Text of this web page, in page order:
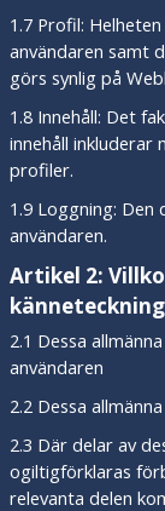
1.7 Profil:
användaren samt
görs synlig på
1.8 Innehåll: Det
innehåll
profiler.
1.9 Loggning:
användaren.
Artikel 2:
känneteckning
2.1 Dessa
användaren
2.2 Dessa
2.3 Där delar av
ogiltigförklaras
relevanta delen